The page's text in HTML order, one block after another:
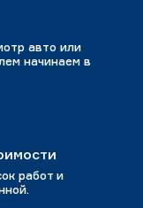
авто или
начинаем в
работ и